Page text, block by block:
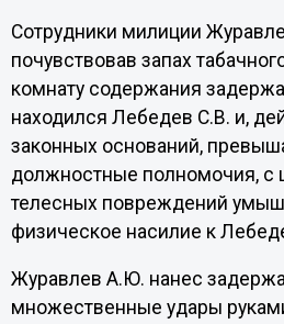
Сотрудники милиции
почувствовав запах
комнату содержания
находился Лебедев С.В. и,
законных оснований,
должностные полномочия, с
телесных повреждений
физическое насилие к
Журавлев А.Ю. нанес
множественные удары